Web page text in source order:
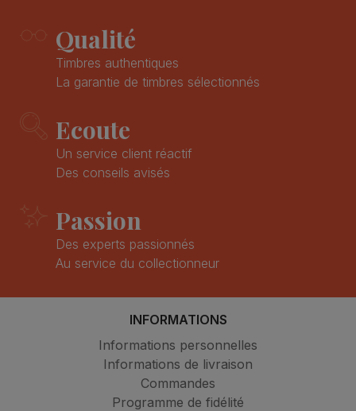
Qualité
Timbres authentiques
La garantie de timbres sélectionnés
Ecoute
Un service client réactif
Des conseils avisés
Passion
Des experts passionnés
Au service du collectionneur
INFORMATIONS
Informations personnelles
Informations de livraison
Commandes
Programme de fidélité